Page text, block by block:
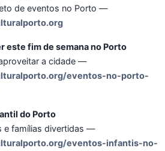
de eventos no Porto —
este fim de semana no Porto
a cidade —
eventos-no-porto-
do Porto
e famílias divertidas —
eventos-infantis-no-